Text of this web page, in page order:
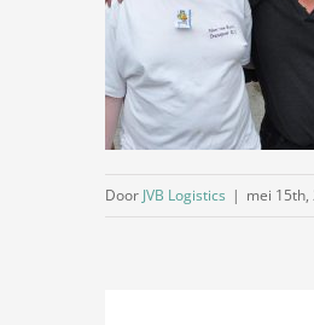
Door JVB Logistics | mei 15th,